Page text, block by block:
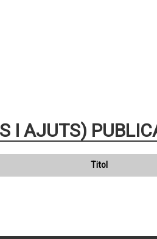
I AJUTS)
Titol